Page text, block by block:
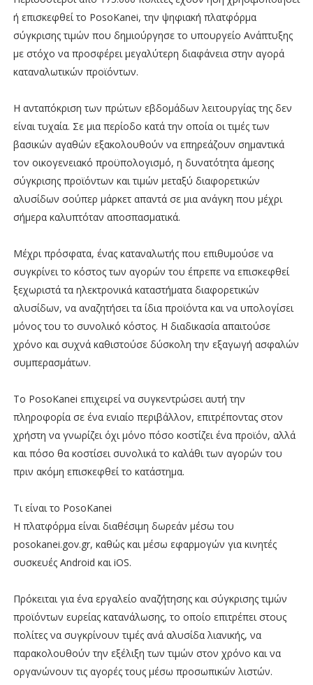
ή επισκεφθεί το PosoKanei, την ψηφιακή πλατφόρμα
σύγκρισης τιμών που δημιούργησε το υπουργείο Ανάπτυξης
με στόχο να προσφέρει μεγαλύτερη διαφάνεια στην αγορά
καταναλωτικών προϊόντων.
Η ανταπόκριση των πρώτων εβδομάδων λειτουργίας της δεν
είναι τυχαία. Σε μια περίοδο κατά την οποία οι τιμές των
βασικών αγαθών εξακολουθούν να επηρεάζουν σημαντικά
τον οικογενειακό προϋπολογισμό, η δυνατότητα άμεσης
σύγκρισης προϊόντων και τιμών μεταξύ διαφορετικών
αλυσίδων σούπερ μάρκετ απαντά σε μια ανάγκη που μέχρι
σήμερα καλυπτόταν αποσπασματικά.
Μέχρι πρόσφατα, ένας καταναλωτής που επιθυμούσε να
συγκρίνει το κόστος των αγορών του έπρεπε να επισκεφθεί
ξεχωριστά τα ηλεκτρονικά καταστήματα διαφορετικών
αλυσίδων, να αναζητήσει τα ίδια προϊόντα και να υπολογίσει
μόνος του το συνολικό κόστος. Η διαδικασία απαιτούσε
χρόνο και συχνά καθιστούσε δύσκολη την εξαγωγή ασφαλών
συμπερασμάτων.
Το PosoKanei επιχειρεί να συγκεντρώσει αυτή την
πληροφορία σε ένα ενιαίο περιβάλλον, επιτρέποντας στον
χρήστη να γνωρίζει όχι μόνο πόσο κοστίζει ένα προϊόν, αλλά
και πόσο θα κοστίσει συνολικά το καλάθι των αγορών του
πριν ακόμη επισκεφθεί το κατάστημα.
Τι είναι το PosoKanei
Η πλατφόρμα είναι διαθέσιμη δωρεάν μέσω του
posokanei.gov.gr, καθώς και μέσω εφαρμογών για κινητές
συσκευές Android και iOS.
Πρόκειται για ένα εργαλείο αναζήτησης και σύγκρισης τιμών
προϊόντων ευρείας κατανάλωσης, το οποίο επιτρέπει στους
πολίτες να συγκρίνουν τιμές ανά αλυσίδα λιανικής, να
παρακολουθούν την εξέλιξη των τιμών στον χρόνο και να
οργανώνουν τις αγορές τους μέσω προσωπικών λιστών.